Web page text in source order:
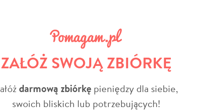
ZAŁÓŻ SWOJĄ ZBIÓRKĘ
darmową zbiórkępieniędzy dla siebie,
swoich bliskich lub potrzebujących!